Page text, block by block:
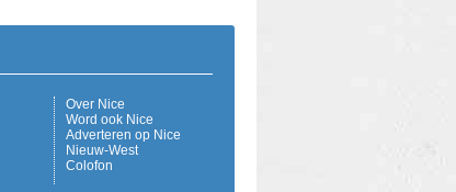
Over Nice
Word ook Nice
Adverteren op Nice
Nieuw-West
Colofon